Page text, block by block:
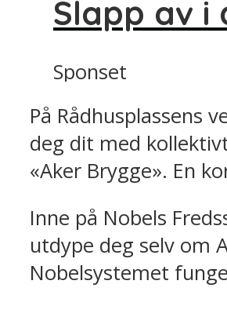
Slapp av i
Sponset
På Rådhusplassens
deg dit med
«Aker Brygge». En
Inne på Nobels
utdype deg selv om
Nobelsystemet